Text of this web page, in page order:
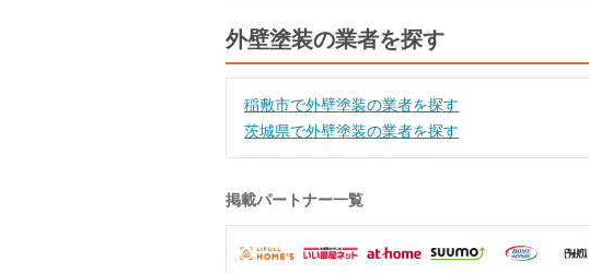
外壁塗装の業者を探す
稲敷市で外壁塗装の業者を探す
茨城県で外壁塗装の業者を探す
掲載パートナー一覧